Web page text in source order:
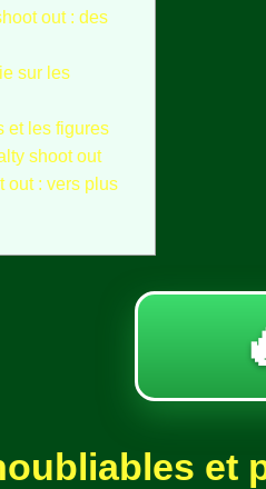
out : des
sur les
et les figures
shoot out
out : vers plus
et